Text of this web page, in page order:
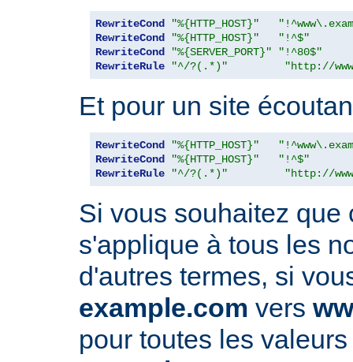
RewriteCond "%{HTTP_HOST}"
RewriteCond
"%{HTTP_HOST}"
"!^$"
RewriteCond
"%{SERVER_PORT}"
"!^80$"
RewriteRule
"^/?(.*)" "http://
Et pour un site
RewriteCond "%{HTTP_HOST}"
RewriteCond
"%{HTTP_HOST}"
"!^$"
RewriteRule
"^/?(.*)" "http://
Si vous souhaitez que
s'applique à tous les
d'autres termes, si
example.com vers
pour toutes les